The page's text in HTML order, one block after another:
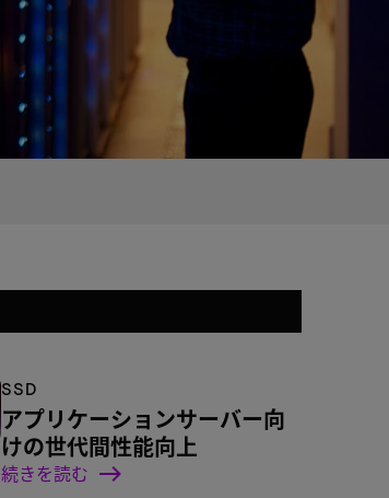
SSD
アプリケーションサーバー向
けの世代間性能向上
続きを読む